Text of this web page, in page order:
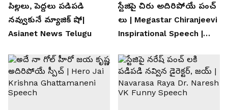
పిల్లలు, పెద్దలు పడిపడి
నవ్వుకునే మ్యాజిక్ షో|
Asianet News Telugu
స్టేజిపై చిరు అదిరిపోయే పంచ్
లు | Megastar Chiranjeevi
Inspirational Speech |